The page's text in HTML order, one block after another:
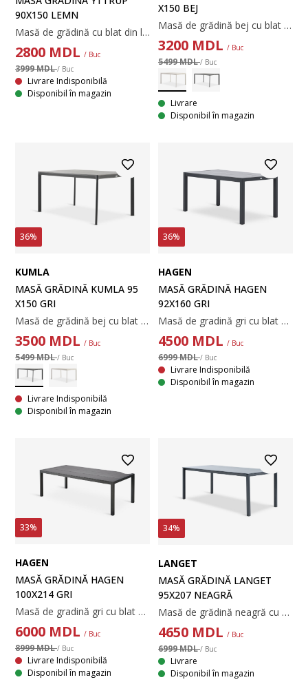
90X150 LEMN
Masă de grădină cu blat din lemn de esență tare FSC®, tratat cu ulei. Cadru și picioare gri din aluminiu vopsit cu pulbere. Lemnul durabil este tratat cu ulei pentru a-l proteja și a-i evidenția culoarea naturală. Se recomandă tratarea regulată a lemnului pentru a-și menține culoarea și a-l proteja de umiditate. Aluminiul este un material ușor și robust, care nu ruginește. 90x150x75 cm
2800 MDL / Buc
3999 MDL/ Buc
Livrare Indisponibilă
Disponibil în magazin
X150 BEJ
Masă de grădină bej cu blat din ceramică. Cadru și picioare din aluminiu vopsit. Ceramica este rezistentă la zgârieturi, pete și căldură. Aluminiul este un material ușor și robust, care nu ruginește. 95x150x74 cm
3200 MDL / Buc
5499 MDL/ Buc
Livrare
Disponibil în magazin
36%
KUMLA
MASĂ GRĂDINĂ KUMLA 95
X150 GRI
Masă de grădină bej cu blat din ceramică. Cadru și picioare din aluminiu vopsit. Ceramica este rezistentă la zgârieturi, pete și căldură. Aluminiul este un material ușor și robust, care nu ruginește. 95x150x74 cm
3500 MDL / Buc
5499 MDL/ Buc
Livrare Indisponibilă
Disponibil în magazin
36%
HAGEN
MASĂ GRĂDINĂ HAGEN
92X160 GRI
Masă de gradină gri cu blat din lemn compozit DURAWOOD®. Cadru și picioare din aluminiu vopsit cu pulbere. DURAWOOD® este un material compozit durabil format din fibre de lemn de esență tare FSC® și plastic. Are aspectul și textura lemnului natural fără a necesita întreținere. Aluminiul este un material ușor și robust, care nu ruginește. 92x160x74 cm
4500 MDL / Buc
6999 MDL/ Buc
Livrare Indisponibilă
Disponibil în magazin
33%
HAGEN
MASĂ GRĂDINĂ HAGEN
100X214 GRI
Masă de gradină gri cu blat din lemn compozit DURAWOOD®. Cadru și picioare din aluminiu vopsit cu pulbere. DURAWOOD® este un material compozit durabil format din fibre de lemn de esență tare FSC® și plastic. Are aspectul și textura lemnului natural fără a necesita întreținere. Aluminiul este un material ușor și robust, care nu ruginește. 100x214x74 cm
6000 MDL / Buc
8999 MDL/ Buc
Livrare Indisponibilă
Disponibil în magazin
34%
LANGET
MASĂ GRĂDINĂ LANGET
95X207 NEAGRĂ
Masă de grădină neagră cu blat din lemn compozit DURAWOOD® și cadru și picioare din aluminiu vopsit cu pulbere. DURAWOOD® este un material compozit durabil format din fibre de lemn de esență tare FSC® și plastic. Are aspectul și textura lemnului natural fără a necesita întreținere. Aluminiul este un material ușor și robust, care nu ruginește. 95x207x75 cm
4650 MDL / Buc
6999 MDL/ Buc
Livrare
Disponibil în magazin